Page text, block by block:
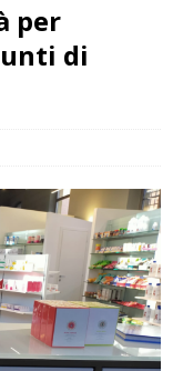
per
di